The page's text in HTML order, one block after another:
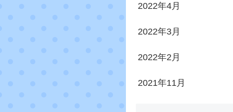
2022年4月
2022年3月
2022年2月
2021年11月